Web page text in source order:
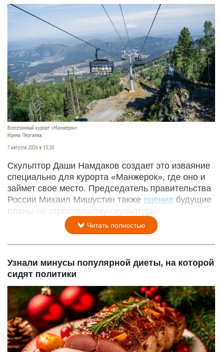
Всесезонный курорт «Манжерок».
Ирина Пергаева.
7 августа 2026 в 15:20
Скульптор Даши Намдаков создает это изваяние
специально для курорта «Манжерок», где оно и
займет свое место. Председатель правительства
России Михаил Мишустин также оценил будущие
планы по строительству скульптуры.
Читать полностью
Узнали минусы популярной диеты, на которой
сидят политики